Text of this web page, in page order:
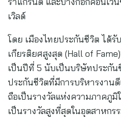
เวิลด์
โดย เมืองไทยประกันชีวิต ได้รั
เกียรติยศสูงสุด (Hall of
เป็นปีที่ 5 นับเป็นบริษัทประกัน
ประกันชีวิตที่มีการบริหารงานดี
ถือเป็นรางวัลแห่งความภาคภูมิ
เป็นรางวัลสูงที่สุดในอุตสาหก